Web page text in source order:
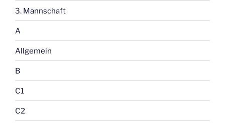
3. Mannschaft
A
Allgemein
B
C1
C2